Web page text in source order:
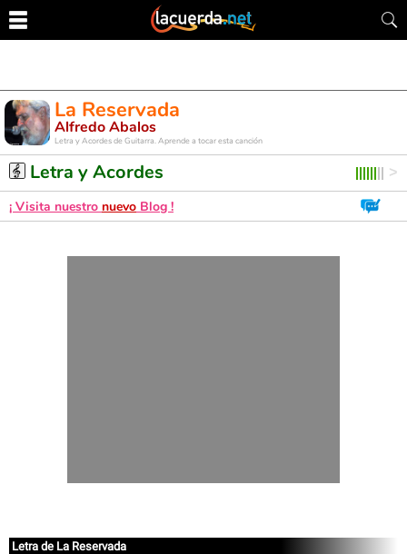
La Reservada
Alfredo Abalos
Letra y Acordes de Guitarra. Aprende a tocar esta canción
Letra y Acordes
¡ Visita nuestro nuevo Blog !
Letra de La Reservada